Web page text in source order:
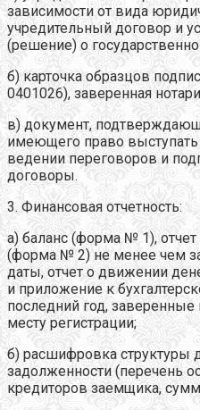
зависимости от вида
учредительный договор и
(решение) о
б) карточка образцов
0401026), заверенная
в) документ,
имеющего право
ведении переговоров и
договоры.
3. Финансовая отчетность:
а) баланс (форма № 1),
(форма № 2) не менее чем
даты, отчет о движении
и приложение к
последний год,
месту регистрации;
б) расшифровка структуры
задолженности (перечень
кредиторов заемщика,